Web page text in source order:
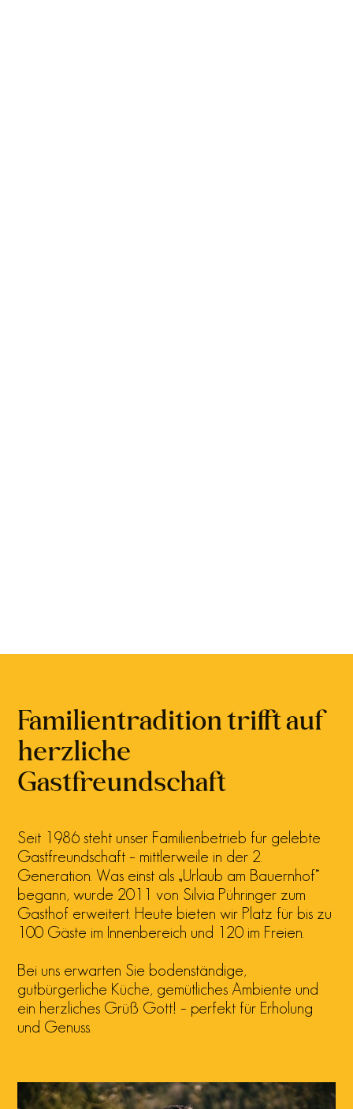
Familientradition trifft auf
herzliche
Gastfreundschaft
Seit 1986 steht unser Familienbetrieb für gelebte
Gastfreundschaft – mittlerweile in der 2.
Generation. Was einst als „Urlaub am Bauernhof“
begann, wurde 2011 von Silvia Pühringer zum
Gasthof erweitert. Heute bieten wir Platz für bis zu
100 Gäste im Innenbereich und 120 im Freien.
Bei uns erwarten Sie bodenständige,
gutbürgerliche Küche, gemütliches Ambiente und
ein herzliches Grüß Gott! – perfekt für Erholung
und Genuss.